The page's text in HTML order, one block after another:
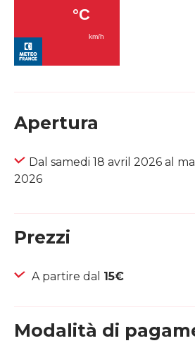
Apertura
Dal samedi 18 avril 2026 al
2026
Prezzi
A partire dal 15€
Modalità di